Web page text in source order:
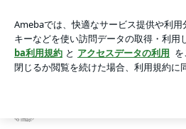
四・方・山 49 | 佳羅研（からけん
アプリをダウンロードして ブログの更
ょう。